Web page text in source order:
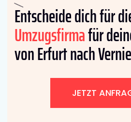
Entscheide dich für
Umzugsfirmafür
von Erfurt nach
JETZT